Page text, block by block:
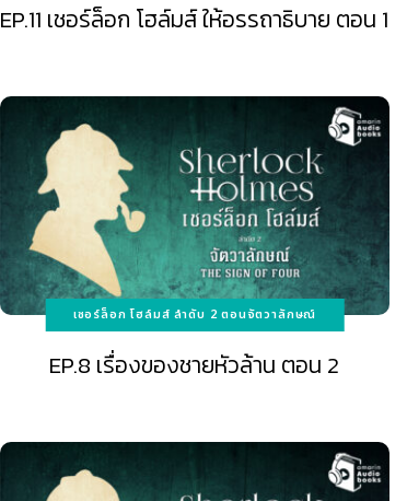
EP.11 เชอร์ล็อก โฮล์มส์ ให้อรรถาธิบาย ตอน 1
เชอร์ล็อก โฮล์มส์ ลำดับ 2 ตอนจัตวาลักษณ์
EP.8 เรื่องของชายหัวล้าน ตอน 2